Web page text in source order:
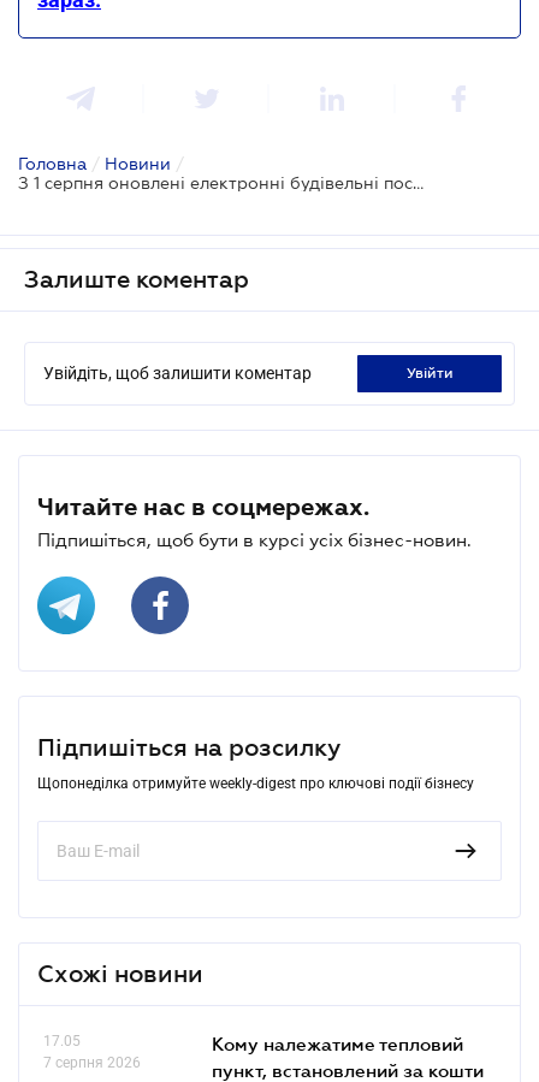
Головна / Новини /
З 1 серпня оновлені електронні будівельні послуги
Залиште коментар
Увійдіть, щоб залишити коментар увійти
Читайте нас в соцмережах.
Підпишіться, щоб бути в курсі усіх бізнес-новин.
Підпишіться на розсилку
Щопонеділка отримуйте weekly-digest про ключові події бізнесу
Схожі новини
17.05
7 серпня 2026
Кому належатиме тепловий
пункт, встановлений за кошти